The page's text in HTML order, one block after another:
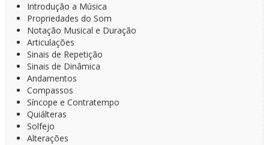
Introdução a Música
Propriedades do Som
Notação Musical e Duração
Articulações
Sinais de Repetição
Sinais de Dinâmica
Andamentos
Compassos
Síncope e Contratempo
Quiálteras
Solfejo
Alterações